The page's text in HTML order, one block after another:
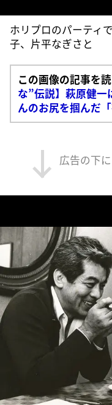
ホリプロのパーティ
子、片平なぎさと
この画像の記事を
な”伝説】萩原健一
んのお尻を掴んだ「
広告の下